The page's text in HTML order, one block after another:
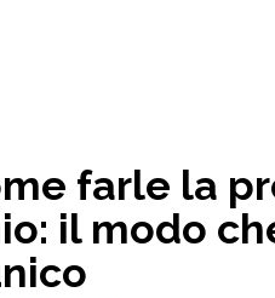
farle la
il modo